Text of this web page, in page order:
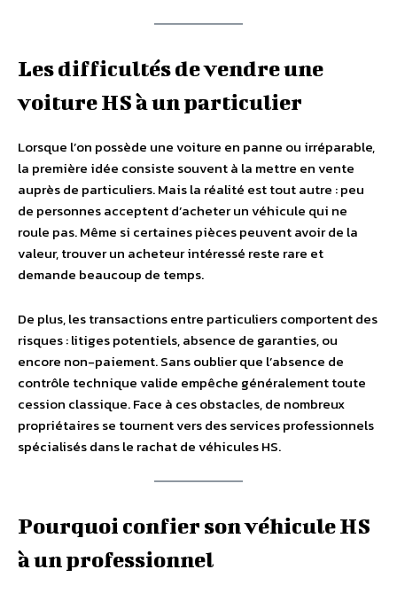
Les difficultés de vendre une
voiture HS à un particulier
Lorsque l’on possède une voiture en panne ou irréparable,
la première idée consiste souvent à la mettre en vente
auprès de particuliers. Mais la réalité est tout autre : peu
de personnes acceptent d’acheter un véhicule qui ne
roule pas. Même si certaines pièces peuvent avoir de la
valeur, trouver un acheteur intéressé reste rare et
demande beaucoup de temps.
De plus, les transactions entre particuliers comportent des
risques : litiges potentiels, absence de garanties, ou
encore non-paiement. Sans oublier que l’absence de
contrôle technique valide empêche généralement toute
cession classique. Face à ces obstacles, de nombreux
propriétaires se tournent vers des services professionnels
spécialisés dans le rachat de véhicules HS.
Pourquoi confier son véhicule HS
à un professionnel